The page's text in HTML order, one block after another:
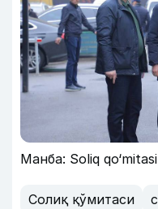
Манба: Soliq qo‘mitasi
Солиқ қўмитаси